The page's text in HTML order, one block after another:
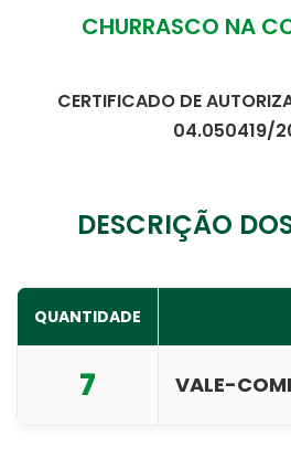
CHURRASCO NA
CERTIFICADO DE
04.050419/
DESCRIÇÃO
QUANTIDADE
7 VALE-